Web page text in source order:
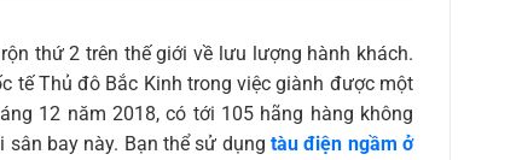
thứ 2 trên thế giới về lưu lượng hành khách.
tế Thủ đô Bắc Kinh trong việc giành được một
12 năm 2018, có tới 105 hãng hàng không
bay này. Bạn thể sử dụng tàu điện ngầm ở